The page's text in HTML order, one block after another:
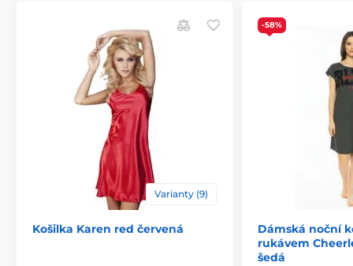
Varianty (9)
Košilka Karen red červená
-58%
Dámská noční
rukávem
šedá